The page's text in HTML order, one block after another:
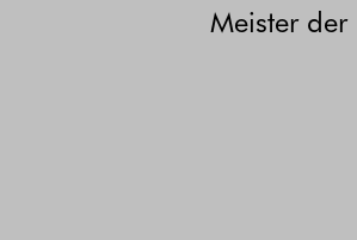
Meister der